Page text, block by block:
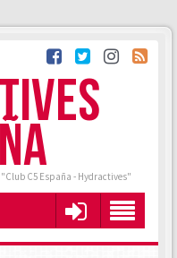
C5 España - Hydractives"